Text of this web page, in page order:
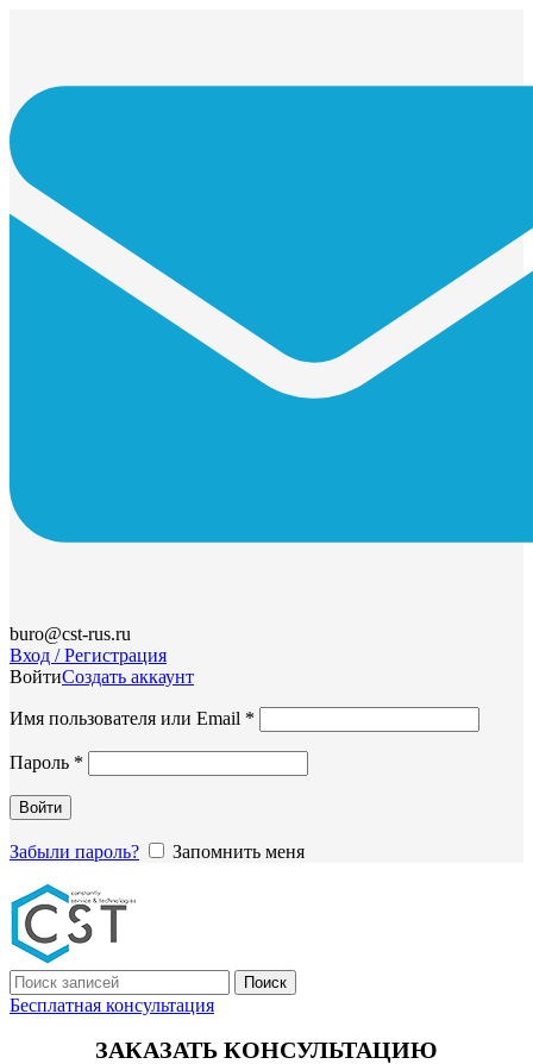
buro@cst-rus.ru
Вход / Регистрация
ВойтиСоздать аккаунт
Имя пользователя или Email *
Пароль *
Войти
Забыли пароль? Запомнить меня
Поиск
Бесплатная консультация
ЗАКАЗАТЬ КОНСУЛЬТАЦИЮ